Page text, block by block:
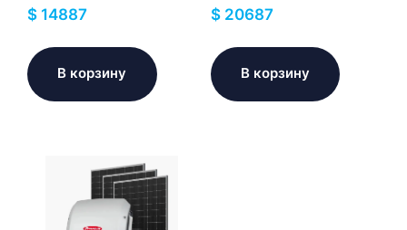
$ 14887
В корзину
$20687
В корзину